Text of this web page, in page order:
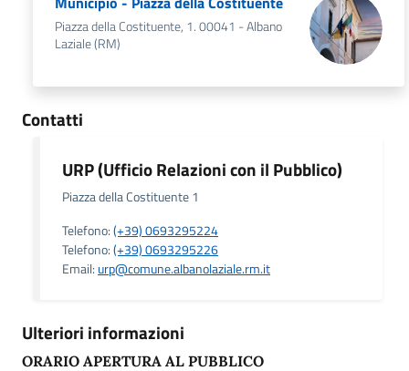
Piazza della Costituente, 1. 00041 - Albano
Laziale (RM)
Contatti
URP (Ufficio Relazioni con il Pubblico)
Piazza della Costituente 1
Telefono:(+39) 0693295224
Telefono:(+39) 0693295226
Email: urp@comune.albanolaziale.rm.it
Ulteriori informazioni
ORARIO APERTURA AL PUBBLICO